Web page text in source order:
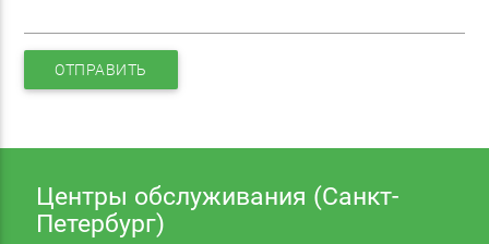
ОТПРАВИТЬ
Центры обслуживания (Санкт-
Петербург)